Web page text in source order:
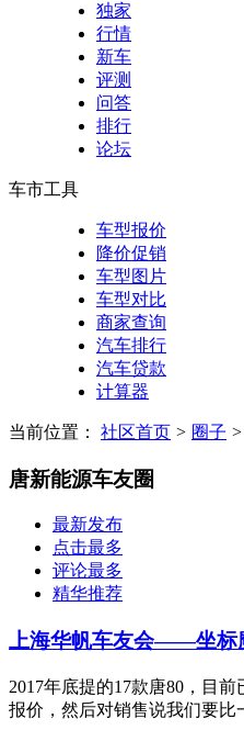
独家
行情
新车
评测
问答
排行
论坛
车市工具
车型报价
降价促销
车型图片
车型对比
商家查询
汽车排行
汽车贷款
计算器
当前位置： 社区首页 > 圈子 >
唐新能源车友圈
最新发布
点击最多
评论最多
精华推荐
上海华帆车友会——坐标
2017年底提的17款唐80，目
报价，然后对销售说我们要比